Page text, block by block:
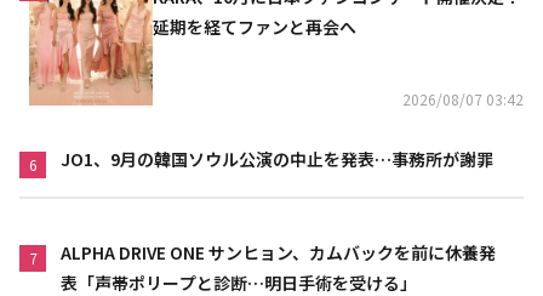
延期を経てファンと再会へ
2026/08/07 03:42
6 JO1、9月の韓国ソウル公演の中止を発表…事務所が謝罪
7
ALPHA DRIVE ONE サンヒョン、カムバックを前に休養発
表「声帯ポリープと診断…明日手術を受ける」